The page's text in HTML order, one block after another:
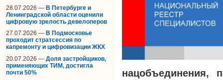
28.07.2026 — В Петербурге и
Ленинградской области оценили
цифровую зрелость девелоперов
27.07.2026 — В Подмосковье
проходит стратсессия по
капремонту и цифровизации ЖКХ
20.07.2026 — Доля застройщиков,
применяющих ТИМ, достигла
почти 50%
нацобъединения,